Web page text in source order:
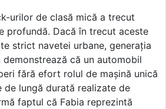
urilor de clasă mică a trecut
profundă. Dacă în trecut aceste
strict navetei urbane, generația
demonstrează că un automobil
fără efort rolul de mașină unică
de lungă durată realizate de
faptul că Fabia reprezintă